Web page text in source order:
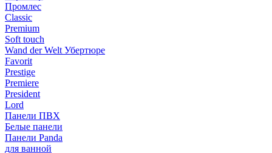
Промлес
Classic
Premium
Soft touch
Wand der Welt Убертюре
Favorit
Prestige
Premiere
President
Lord
Панели ПВХ
Белые панели
Панели Panda
для ванной